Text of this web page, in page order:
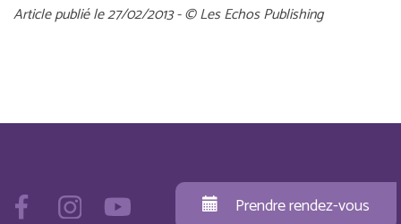
Article publié le 27/02/2013 - © Les Echos Publishing
Prendre rendez-vous